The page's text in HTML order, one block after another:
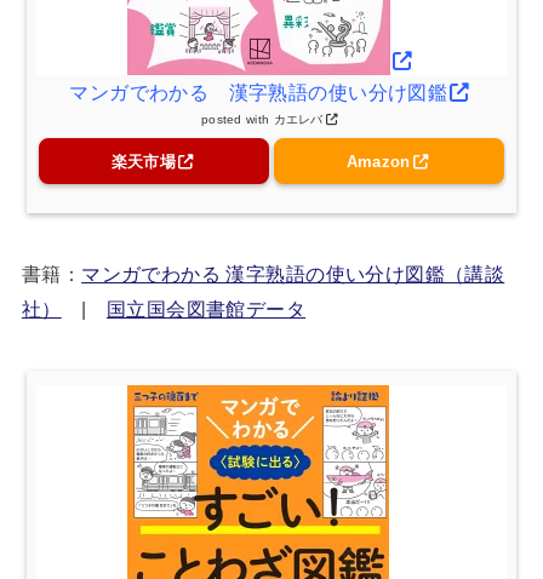
マンガでわかる 漢字熟語の使い分け図鑑
posted with カエレバ
楽天市場 Amazon
書籍： マンガでわかる 漢字熟語の使い分け図鑑（講談
社）
| 国立国会図書館データ